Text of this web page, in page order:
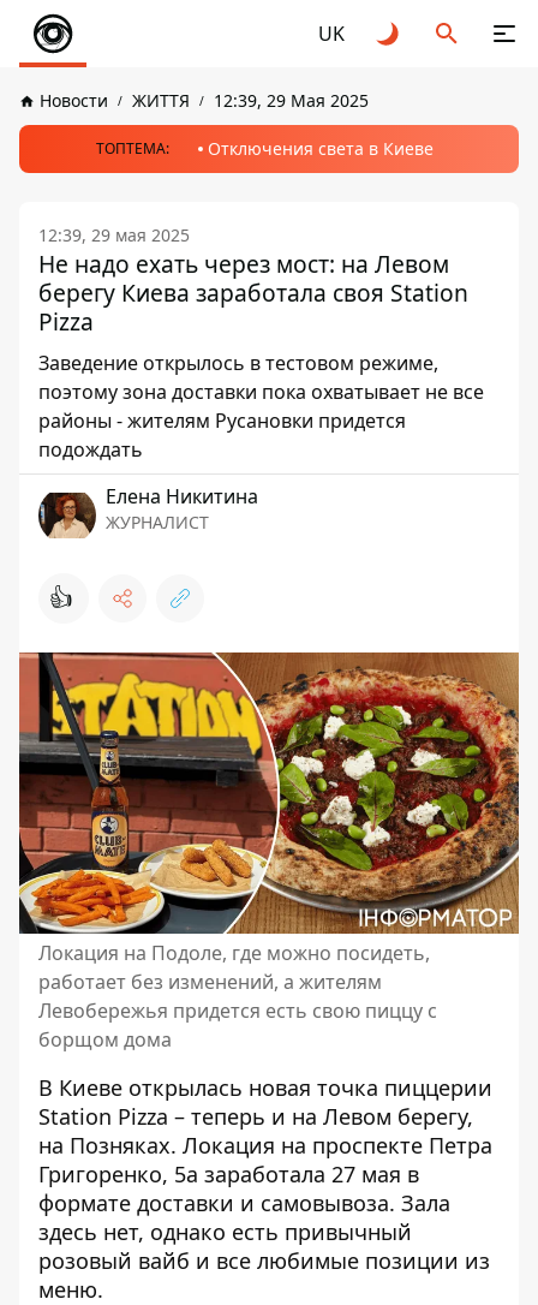
UK
Новости ЖИТТЯ 12:39, 29 Мая 2025
ТОПТЕМА: Отключения света в Киеве
12:39, 29 мая 2025
Не надо ехать через мост: на Левом
берегу Киева заработала своя Station
Pizza
Заведение открылось в тестовом режиме,
поэтому зона доставки пока охватывает не все
районы - жителям Русановки придется
подождать
Елена Никитина
ЖУРНАЛИСТ
👍
Локация на Подоле, где можно посидеть,
работает без изменений, а жителям
Левобережья придется есть свою пиццу с
борщом дома
В Киеве открылась новая точка пиццерии
Station Pizza – теперь и на Левом берегу,
на Позняках. Локация на проспекте Петра
Григоренко, 5а заработала 27 мая в
формате доставки и самовывоза. Зала
здесь нет, однако есть привычный
розовый вайб и все любимые позиции из
меню.